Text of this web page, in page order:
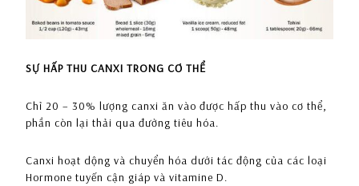
SỰ HẤP THU CANXI TRONG CƠ THỂ
Chỉ 20 – 30% lượng canxi ăn vào được hấp thu vào cơ thể,
phần còn lại thải qua đường tiêu hóa.
Canxi hoạt dộng và chuyển hóa dưới tác động của các loại
Hormone tuyến cận giáp và vitamine D.